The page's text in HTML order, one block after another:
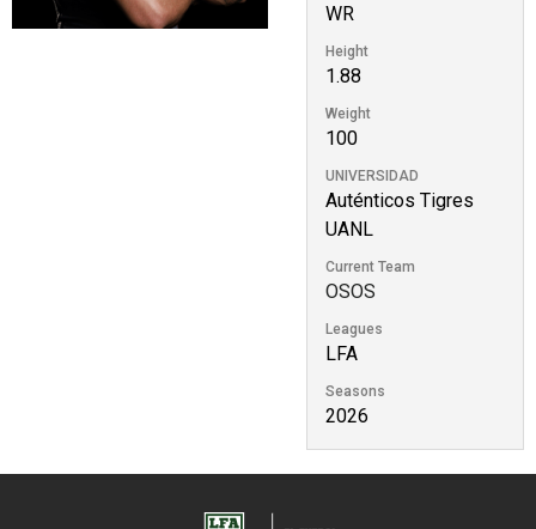
WR
Height
1.88
Weight
100
UNIVERSIDAD
Auténticos Tigres
UANL
Current Team
OSOS
Leagues
LFA
Seasons
2026